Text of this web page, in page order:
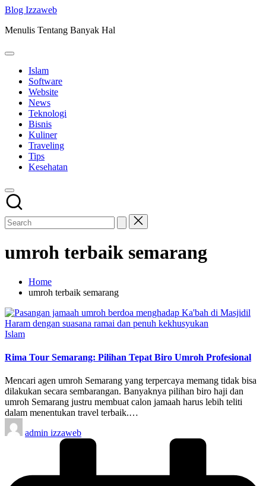
Skip
content
Blog Izzaweb
Menulis Tentang Banyak Hal
Islam
Software
Website
News
Teknologi
Bisnis
Kuliner
Traveling
Tips
Kesehatan
umroh terbaik semarang
Home
umroh terbaik semarang
Posted
Islam
Rima Tour Semarang: Pilihan Tepat Biro Umroh Profesional
Mencari agen umroh Semarang yang terpercaya memang tidak bisa
dilakukan secara sembarangan. Banyaknya pilihan biro haji dan
umroh Semarang justru membuat calon jamaah harus lebih teliti
dalam menentukan travel terbaik.…
Posted
by
admin izzaweb